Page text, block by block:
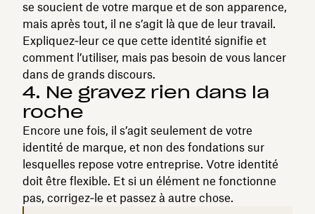
se soucient de votre marque et de son apparence,
mais après tout, il ne s’agit là que de leur travail.
Expliquez‑leur ce que cette identité signifie et
comment l’utiliser, mais pas besoin de vous lancer
dans de grands discours.
4. Ne gravez rien dans la
roche
Encore une fois, il s’agit seulement de votre
identité de marque, et non des fondations sur
lesquelles repose votre entreprise. Votre identité
doit être flexible. Et si un élément ne fonctionne
pas, corrigez‑le et passez à autre chose.